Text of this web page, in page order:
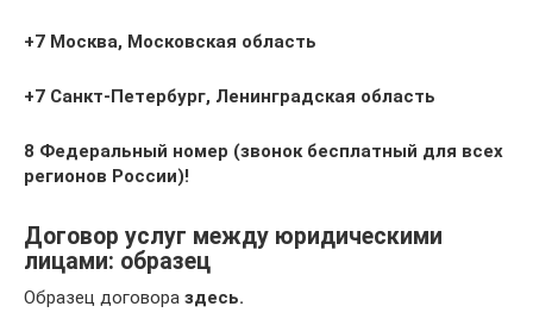
+7 Москва, Московская область
+7 Санкт-Петербург, Ленинградская область
8 Федеральный номер (звонок бесплатный для всех
регионов России)!
Договор услуг между юридическими
лицами: образец
Образец договора здесь.